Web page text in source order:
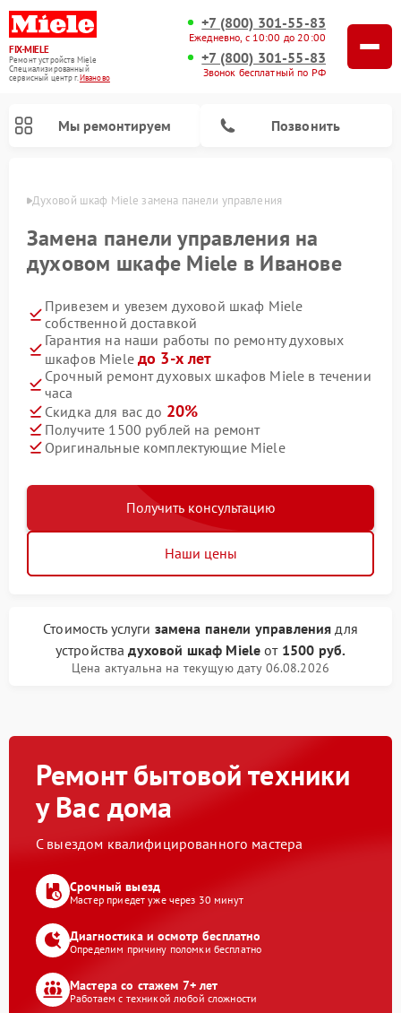
FIX-MIELE
Ремонт устройств Miele
Специализированный
cервисный центр г.Иваново
+7 (800) 301-55-83
Ежедневно, с 10:00 до 20:00
+7 (800) 301-55-83
Звонок бесплатный по РФ
Мы ремонтируем Позвонить
Духовой шкаф Miele замена панели управления
Замена панели управления на
духовом шкафе Miele в Иванове
Привезем и увезем духовой шкаф Miele
собственной доставкой
Гарантия на наши работы по ремонту духовых
шкафов Miele до 3-х лет
Срочный ремонт духовых шкафов Miele в течении
часа
Скидка для вас до 20%
Получите 1500 рублей на ремонт
Оригинальные комплектующие Miele
Получить консультацию
Наши цены
Стоимость услуги замена панели управления для
устройствадуховой шкаф Miele от 1500 руб.
Цена актуальна на текущую дату 06.08.2026
Ремонт бытовой техники
у Вас дома
С выездом квалифицированного мастера
Срочный выезд
Мастер приедет уже через 30 минут
Диагностика и осмотр бесплатно
Определим причину поломки бесплатно
Мастера со стажем 7+ лет
Работаем с техникой любой сложности